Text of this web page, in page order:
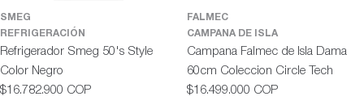
SMEG
REFRIGERACIÓN
Refrigerador Smeg 50's Style
Color Negro
Precio
$16.782.900 COP
FALMEC
CAMPANA DE ISLA
Campana Falmec de Isla Dama
60cm Coleccion Circle Tech
Precio
$16.499.000 COP